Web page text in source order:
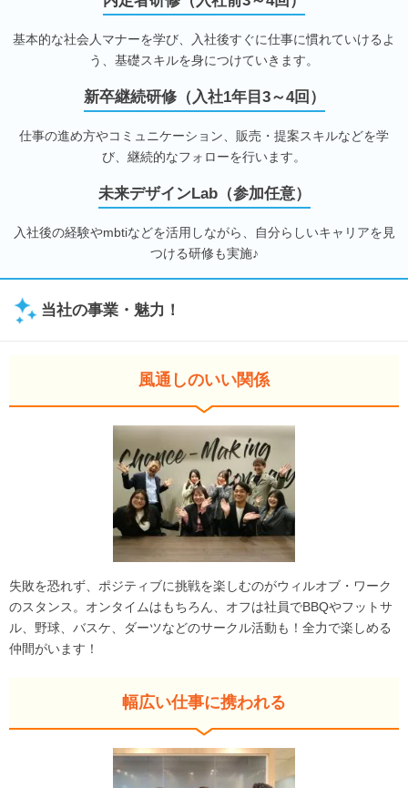
基本的な社会人マナーを学び、入社後すぐに仕事に慣れていけるよ
う、基礎スキルを身につけていきます。
新卒継続研修（入社1年目3～4回）
仕事の進め方やコミュニケーション、販売・提案スキルなどを学
び、継続的なフォローを行います。
未来デザインLab（参加任意）
入社後の経験やmbtiなどを活用しながら、自分らしいキャリアを見
つける研修も実施♪
当社の事業・魅力！
風通しのいい関係
失敗を恐れず、ポジティブに挑戦を楽しむのがウィルオブ・ワーク
のスタンス。オンタイムはもちろん、オフは社員でBBQやフットサ
ル、野球、バスケ、ダーツなどのサークル活動も！全力で楽しめる
仲間がいます！
幅広い仕事に携われる